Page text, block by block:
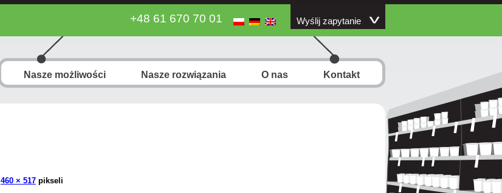
+48 61 670 70 01 Wyślij zapytanie
Nasze możliwości Nasze rozwiązania O nas Kontakt
460 × 517 pikseli